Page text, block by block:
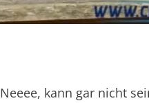
kann gar nicht